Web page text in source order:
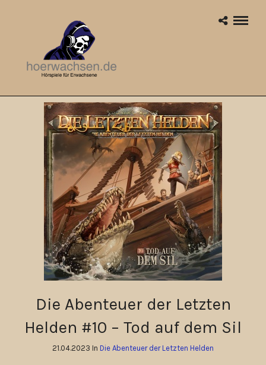
Die Abenteuer der Letzten
Helden #10 – Tod auf dem Sil
21.04.2023 In Die Abenteuer der Letzten Helden